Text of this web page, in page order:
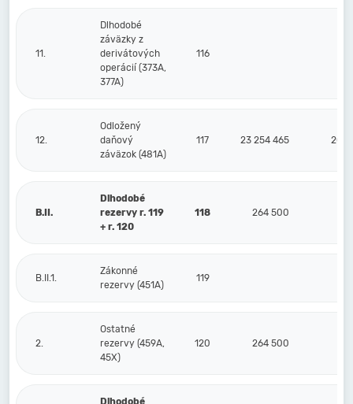
11.
Dlhodobé
záväzky z
derivátových
operácií (373A,
377A)
116
12.
Odložený
daňový
záväzok (481A)
117 23 254 465 20
B.II.
Dlhodobé
rezervy r. 119
+ r. 120
118 264 500
B.II.1.
Zákonné
rezervy (451A)
119
2.
Ostatné
rezervy (459A,
45X)
120 264 500
Dlhodobé